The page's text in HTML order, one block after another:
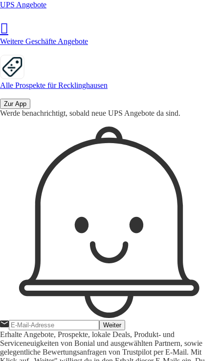
UPS Angebote
Weitere Geschäfte Angebote
Alle Prospekte für Recklinghausen
Zur App
Werde benachrichtigt, sobald neue UPS Angebote da sind.
Weiter
Erhalte Angebote, Prospekte, lokale Deals, Produkt- und
Serviceneuigkeiten von Bonial und ausgewählten Partnern, sowie
gelegentliche Bewertungsanfragen von Trustpilot per E-Mail. Mit